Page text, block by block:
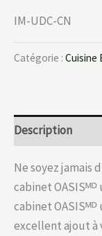
IM-UDC-CN
Catégorie : Cuisine
Description
Ne soyez jamais
cabinet
cabinet
excellent ajout à